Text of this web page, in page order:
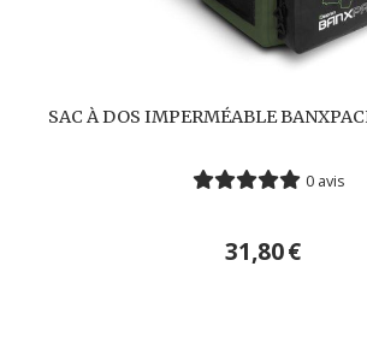
SAC À DOS IMPERMÉABLE
0 avis
31,80€